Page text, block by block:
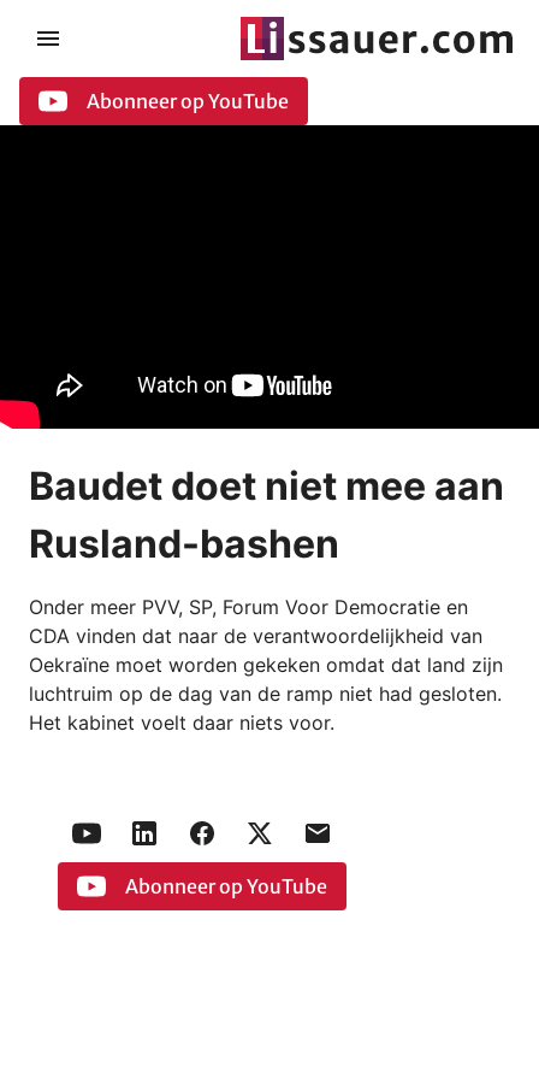
Abonneer op YouTube
Baudet doet niet mee aan
Rusland-bashen
Onder meer PVV, SP, Forum Voor Democratie en
CDA vinden dat naar de verantwoordelijkheid van
Oekraïne moet worden gekeken omdat dat land zijn
luchtruim op de dag van de ramp niet had gesloten.
Het kabinet voelt daar niets voor.
Abonneer op YouTube